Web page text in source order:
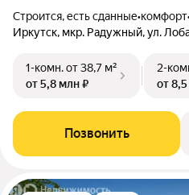
Строится, есть сданные•комфорт
Иркутск, мкр. Радужный, ул.
1-комн.от 38,7 м²
от 5,8 млн ₽
2-
от
Позвонить